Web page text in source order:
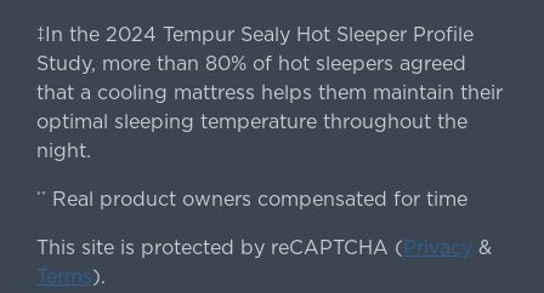
‡In the 2024 Tempur Sealy Hot Sleeper Profile
Study, more than 80% of hot sleepers agreed
that a cooling mattress helps them maintain their
optimal sleeping temperature throughout the
night.
** Real product owners compensated for time
This site is protected by reCAPTCHA (Privacy&
Terms).